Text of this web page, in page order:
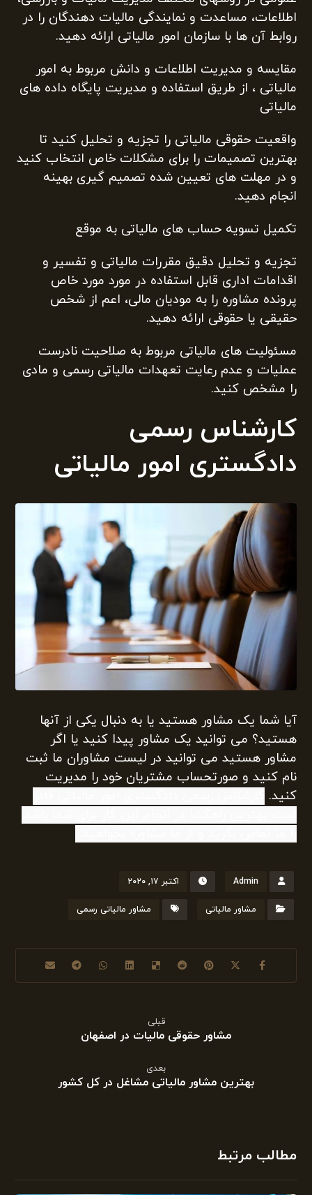
اطلاعات، مساعدت و نمایندگی مالیات دهندگان را در
روابط آن ها با سازمان امور مالیاتی ارائه دهید.
مقایسه و مدیریت اطلاعات و دانش مربوط به امور
مالیاتی ، از طریق استفاده و مدیریت پایگاه داده های
مالیاتی
واقعیت حقوقی مالیاتی را تجزیه و تحلیل کنید تا
بهترین تصمیمات را برای مشکلات خاص انتخاب کنید
و در مهلت های تعیین شده تصمیم گیری بهینه
انجام دهید.
تکمیل تسویه حساب های مالیاتی به موقع
تجزیه و تحلیل دقیق مقررات مالیاتی و تفسیر و
اقدامات اداری قابل استفاده در مورد مورد خاص
پرونده مشاوره را به مودیان مالی، اعم از شخص
حقیقی یا حقوقی ارائه دهید.
مسئولیت های مالیاتی مربوط به صلاحیت نادرست
عملیات و عدم رعایت تعهدات مالیاتی رسمی و مادی
را مشخص کنید.
کارشناس رسمی
دادگستری امور مالیاتی
آیا شما یک مشاور هستید یا به دنبال یکی از آنها
هستید؟ می توانید یک مشاور پیدا کنید یا اگر
مشاور هستید می توانید در لیست مشاوران ما ثبت
نام کنید و صورتحساب مشتریان خود را مدیریت
کنید.
Admin اکتبر ۱۷, ۲۰۲۰
مشاور مالیاتی مشاور مالیاتی رسمی
قبلی
مشاور حقوقی مالیات در اصفهان
بعدی
بهترین مشاور مالیاتی مشاغل در کل کشور
مطالب مرتبط